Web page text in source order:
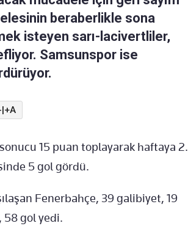
beraberlikle sona
isteyen sarı-lacivertliler,
Samsunspor ise
|+A
15 puan toplayarak haftaya 2.
5 gol gördü.
Fenerbahçe, 39 galibiyet, 19
58 gol yedi.